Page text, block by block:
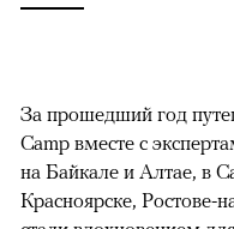
За прошедший год
Camp вместе с
на Байкале и Алтае, в
Красноярске, Ростове-